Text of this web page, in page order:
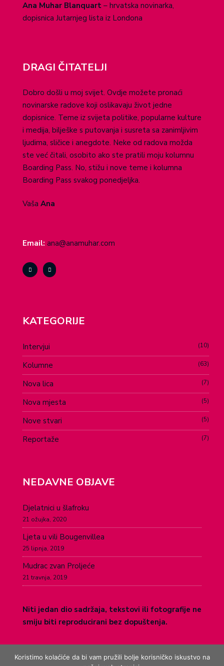
Ana Muhar Blanquart – hrvatska novinarka,
dopisnica Jutarnjeg lista iz Londona
DRAGI ČITATELJI
Dobro došli u moj svijet. Ovdje možete pronaći
novinarske radove koji oslikavaju život jedne
dopisnice. Teme iz svijeta politike, popularne kulture
i medija, bilješke s putovanja i susreta sa zanimljivim
ljudima, sličice i anegdote. Neke od radova možda
ste već čitali, osobito ako ste pratili moju kolumnu
Boarding Pass. No, stižu i nove teme i kolumna
Boarding Pass svakog ponedjeljka.
Vaša Ana
Email: ana@anamuhar.com
KATEGORIJE
Intervjui 10
Kolumne 63
Nova lica 7
Nova mjesta 5
Nove stvari 5
Reportaže 7
NEDAVNE OBJAVE
Djelatnici u šlafroku
21 ožujka, 2020
Ljeta u vili Bougenvillea
25 lipnja, 2019
Mudrac zvan Proljeće
21 travnja, 2019
Niti jedan dio sadržaja, tekstovi ili fotografije ne
smiju biti reproducirani bez dopuštenja.
Koristimo kolaćiće da bi vam pružili bolje korisničko iskustvo na